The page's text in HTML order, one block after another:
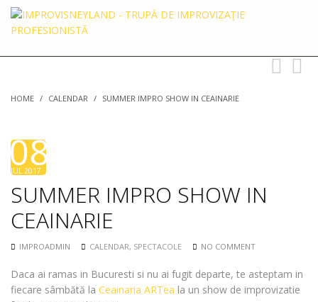
Toggle
navigation
HOME / CALENDAR / SUMMER IMPRO SHOW IN CEAINARIE
08
JUL 2017
SUMMER IMPRO SHOW IN
CEAINARIE
IMPROADMIN CALENDAR, SPECTACOLE NO COMMENT
Daca ai ramas in Bucuresti si nu ai fugit departe, te asteptam in
fiecare sâmbătă la Ceainaria ARTea la un show de improvizatie